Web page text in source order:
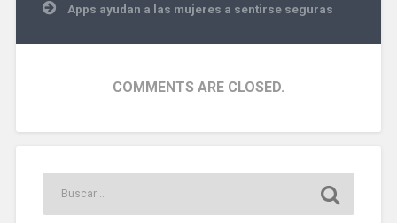
Apps ayudan a las mujeres a sentirse seguras
COMMENTS ARE CLOSED.